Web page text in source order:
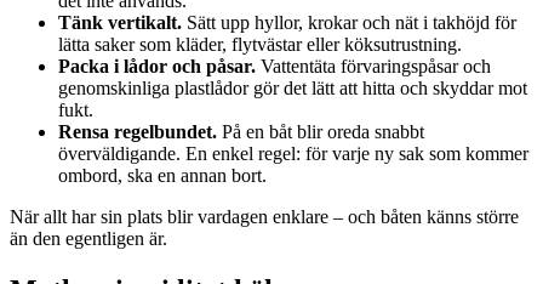
Tänk vertikalt. Sätt upp hyllor, krokar och nät i takhöjd för
lätta saker som kläder, flytvästar eller köksutrustning.
Packa i lådor och påsar. Vattentäta förvaringspåsar och
genomskinliga plastlådor gör det lätt att hitta och skyddar mot
fukt.
Rensa regelbundet. På en båt blir oreda snabbt
överväldigande. En enkel regel: för varje ny sak som kommer
ombord, ska en annan bort.
När allt har sin plats blir vardagen enklare – och båten känns större
än den egentligen är.